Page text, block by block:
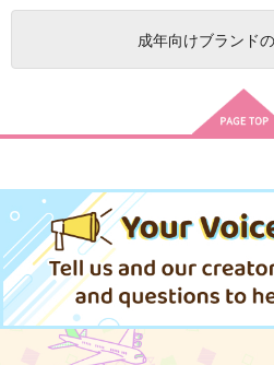
成年向けブランド